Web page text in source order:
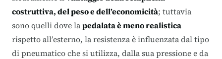
costruttiva, del peso e dell’economicità; tuttavia
sono quelli dove lapedalata è meno realistica
rispetto all’esterno, la resistenza è influenzata dal tipo
di pneumatico che si utilizza, dalla sua pressione e da